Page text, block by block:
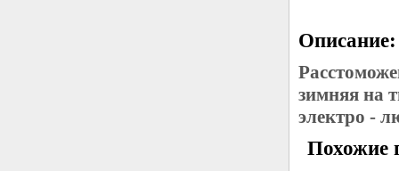
Описание:
зимняя на
электро -
Похожие